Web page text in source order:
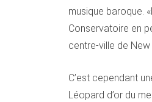
musique baroque.
Conservatoire en
centre-ville de New
C’est cependant
Léopard d’or du